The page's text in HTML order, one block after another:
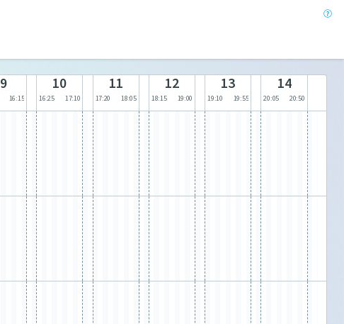
9
16:15
10
16:25 17:10
11
17:20 18:05
12
18:15 19:00
13
19:10 19:55
14
20:05 20:50